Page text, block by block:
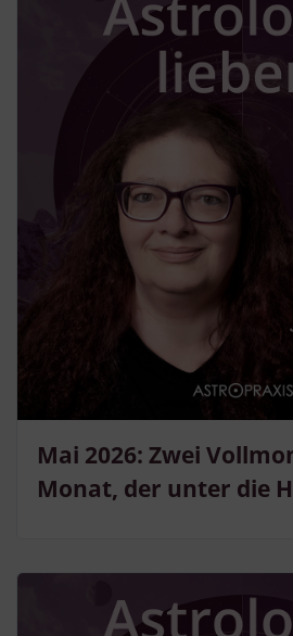
Mai 2026: Zwei
Monat, der unter die